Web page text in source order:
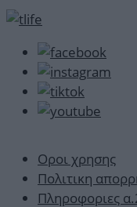
Οροι χρησης
Πολιτικη
Πληροφοριες